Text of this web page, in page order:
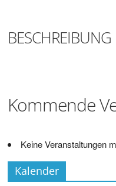
und
BESCHREIBUNG
Kommende
Keine Veranstaltungen
Kalender